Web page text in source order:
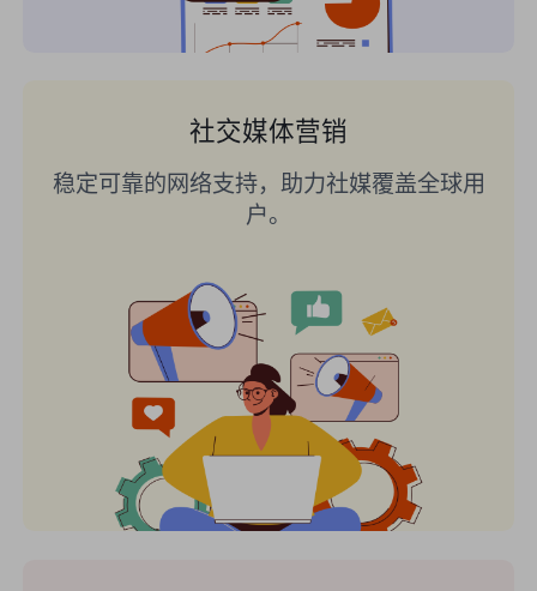
社交媒体营销
稳定可靠的网络支持，助力社媒覆盖全球用
户。